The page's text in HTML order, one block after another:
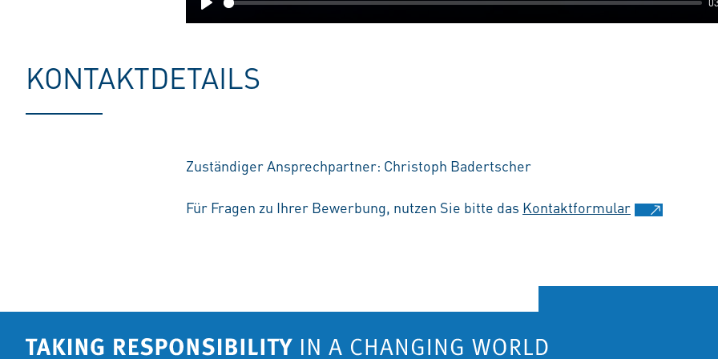
Play
KONTAKTDETAILS
Zuständiger Ansprechpartner: Christoph Badertscher
Für Fragen zu Ihrer Bewerbung, nutzen Sie bitte das Kontaktformular